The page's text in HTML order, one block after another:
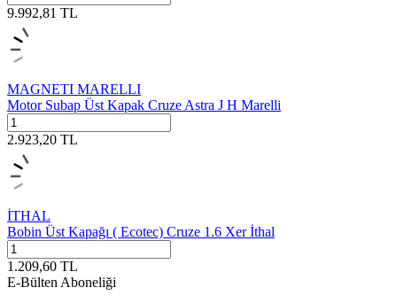
9.992,81 TL
MAGNETI MARELLI
Motor Subap Üst Kapak Cruze Astra J H Marelli
2.923,20 TL
İTHAL
Bobin Üst Kapağı ( Ecotec) Cruze 1.6 Xer İthal
1.209,60 TL
E-Bülten Aboneliği